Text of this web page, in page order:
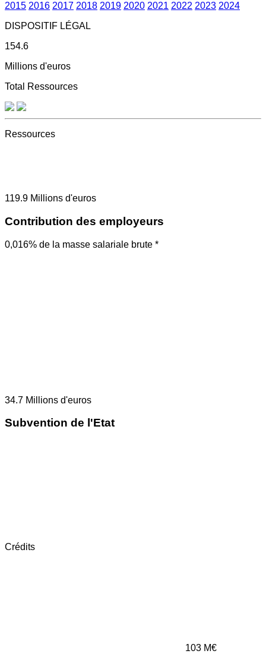
2015 2016 2017 2018 2019 2020 2021 2022 2023 2024
DISPOSITIF LÉGAL
154.6
Millions d'euros
Total Ressources
Ressources
119.9 Millions d'euros
Contribution des employeurs
0,016% de la masse salariale brute *
34.7 Millions d'euros
Subvention de l'Etat
Crédits
103 M€